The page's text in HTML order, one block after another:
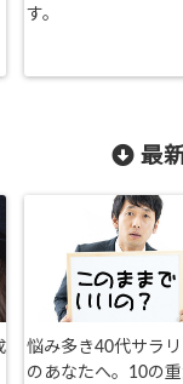
す。
最
悩み多き40代サラ
のあなたへ。10の